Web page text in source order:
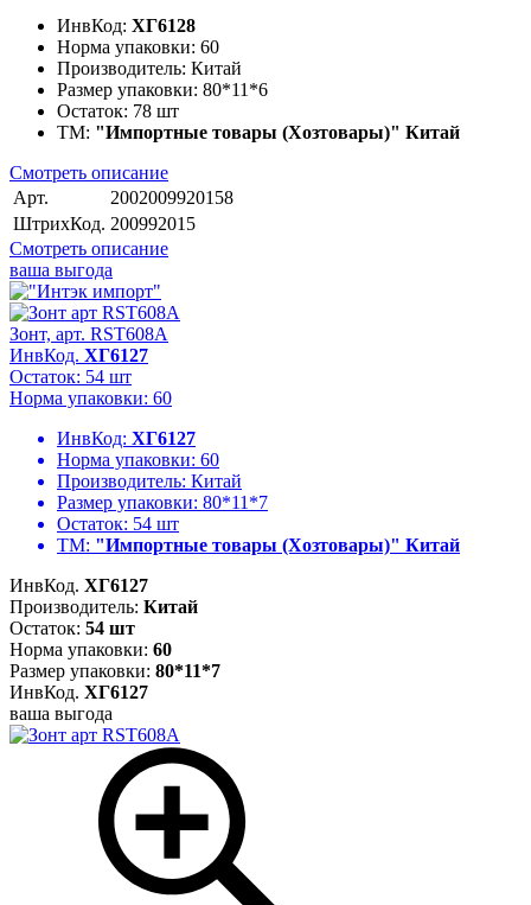
ИнвКод: ХГ6128
Норма упаковки: 60
Производитель: Китай
Размер упаковки: 80*11*6
Остаток: 78 шт
ТМ: "Импортные товары (Хозтовары)" Китай
Смотреть описание
Арт.
2002009920158
ШтрихКод. 200992015
Смотреть описание
ваша выгода
Зонт, арт. RST608A
ИнвКод. ХГ6127
Остаток: 54 шт
Норма упаковки: 60
ИнвКод: ХГ6127
Норма упаковки: 60
Производитель: Китай
Размер упаковки: 80*11*7
Остаток: 54 шт
ТМ: "Импортные товары (Хозтовары)" Китай
ИнвКод. ХГ6127
Производитель: Китай
Остаток: 54 шт
Норма упаковки: 60
Размер упаковки: 80*11*7
ИнвКод. ХГ6127
ваша выгода